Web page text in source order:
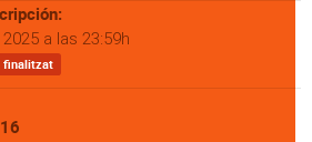
a las 23:59h
finalitzat
16